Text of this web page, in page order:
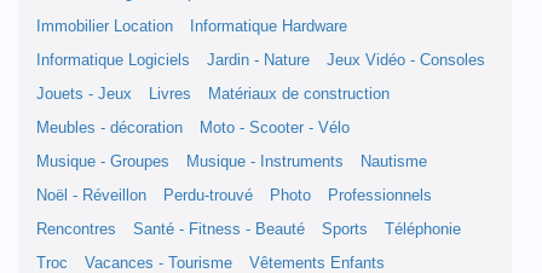
Immobilier Location
Informatique Hardware
Informatique Logiciels
Jardin - Nature
Jeux Vidéo - Consoles
Jouets - Jeux
Livres
Matériaux de construction
Meubles - décoration
Moto - Scooter - Vélo
Musique - Groupes
Musique - Instruments
Nautisme
Noël - Réveillon
Perdu-trouvé Photo
Professionnels
Rencontres
Santé - Fitness - Beauté Sports
Téléphonie
Troc
Vacances - Tourisme
Vêtements Enfants